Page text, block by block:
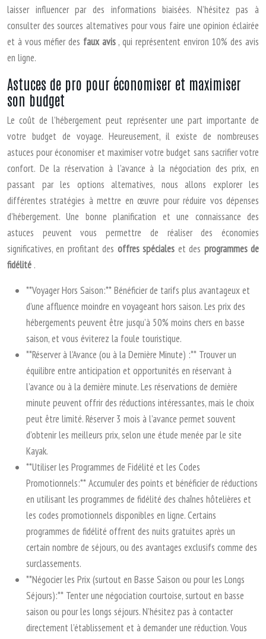
laisser influencer par des informations biaisées. N’hésitez pas à
consulter des sources alternatives pour vous faire une opinion éclairée
et à vous méfier des faux avis , qui représentent environ 10% des avis
en ligne.
Astuces de pro pour économiser et maximiser
son budget
Le coût de l’hébergement peut représenter une part importante de
votre budget de voyage. Heureusement, il existe de nombreuses
astuces pour économiser et maximiser votre budget sans sacrifier votre
confort. De la réservation à l’avance à la négociation des prix, en
passant par les options alternatives, nous allons explorer les
différentes stratégies à mettre en œuvre pour réduire vos dépenses
d’hébergement. Une bonne planification et une connaissance des
astuces peuvent vous permettre de réaliser des économies
significatives, en profitant des offres spéciales et des programmes de
fidélité .
**Voyager Hors Saison:** Bénéficier de tarifs plus avantageux et
d’une affluence moindre en voyageant hors saison. Les prix des
hébergements peuvent être jusqu’à 50% moins chers en basse
saison, et vous éviterez la foule touristique.
**Réserver à l’Avance (ou à la Dernière Minute) :** Trouver un
équilibre entre anticipation et opportunités en réservant à
l’avance ou à la dernière minute. Les réservations de dernière
minute peuvent offrir des réductions intéressantes, mais le choix
peut être limité. Réserver 3 mois à l’avance permet souvent
d’obtenir les meilleurs prix, selon une étude menée par le site
Kayak.
**Utiliser les Programmes de Fidélité et les Codes
Promotionnels:** Accumuler des points et bénéficier de réductions
en utilisant les programmes de fidélité des chaînes hôtelières et
les codes promotionnels disponibles en ligne. Certains
programmes de fidélité offrent des nuits gratuites après un
certain nombre de séjours, ou des avantages exclusifs comme des
surclassements.
**Négocier les Prix (surtout en Basse Saison ou pour les Longs
Séjours):** Tenter une négociation courtoise, surtout en basse
saison ou pour les longs séjours. N’hésitez pas à contacter
directement l’établissement et à demander une réduction. Vous